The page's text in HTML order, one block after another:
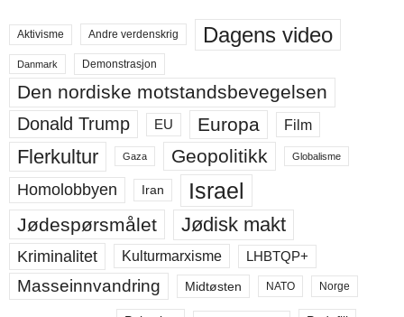
Aktivisme Andre verdenskrig Dagens video
Danmark Demonstrasjon
Den nordiske motstandsbevegelsen
Donald Trump EU Europa Film
Flerkultur Gaza Geopolitikk Globalisme
Homolobbyen Iran Israel
Jødespørsmålet Jødisk makt
Kriminalitet Kulturmarxisme LHBTQP+
Masseinnvandring Midtøsten NATO Norge